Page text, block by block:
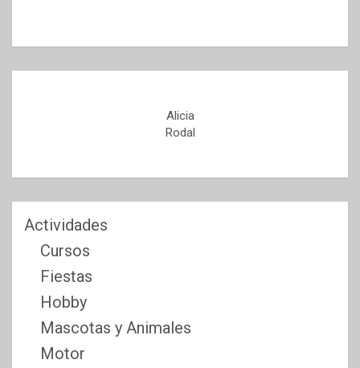
Alicia
Rodal
Actividades
Cursos
Fiestas
Hobby
Mascotas y Animales
Motor